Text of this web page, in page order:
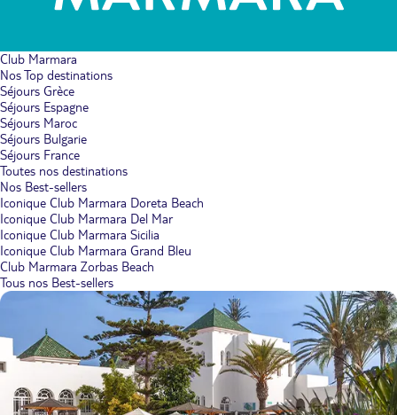
Club Marmara
Nos Top destinations
Séjours Grèce
Séjours Espagne
Séjours Maroc
Séjours Bulgarie
Séjours France
Toutes nos destinations
Nos Best-sellers
Iconique Club Marmara Doreta Beach
Iconique Club Marmara Del Mar
Iconique Club Marmara Sicilia
Iconique Club Marmara Grand Bleu
Club Marmara Zorbas Beach
Tous nos Best-sellers